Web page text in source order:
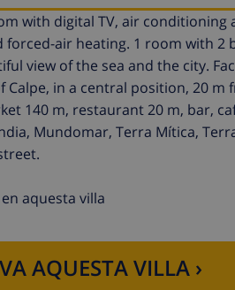
with digital TV, air conditioning
air heating. 1 room with 2
view of the sea and the city.
in a central position, 20
140 m, restaurant 20 m, bar,
Mundomar, Terra Mítica,
aquesta villa
AQUESTA VILLA ›